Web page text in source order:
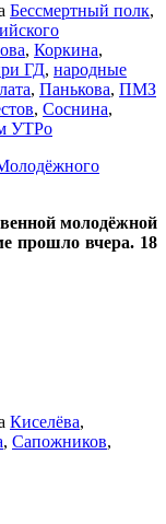
Бессмертный полк,
, Коркина,
ГД, народные
, Панькова, ПМЗ
, Соснина,
УТРо
молодёжной
прошло вчера. 18
Киселёва,
, Сапожников,